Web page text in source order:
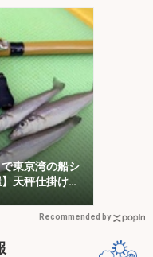
東京湾の船シ
天秤仕掛けで
Recommended by